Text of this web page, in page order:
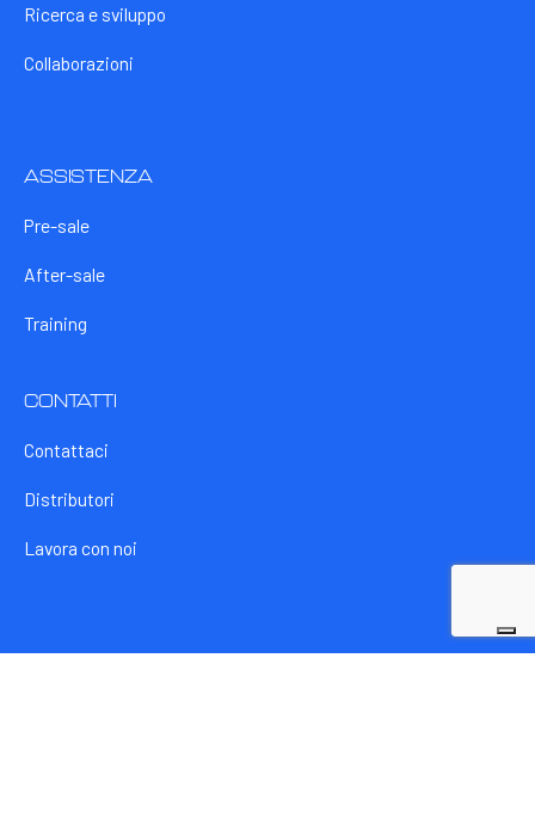
Ricerca e sviluppo
Collaborazioni
ASSISTENZA
Pre-sale
After-sale
Training
CONTATTI
Contattaci
Distributori
Lavora con noi
Articoli e news